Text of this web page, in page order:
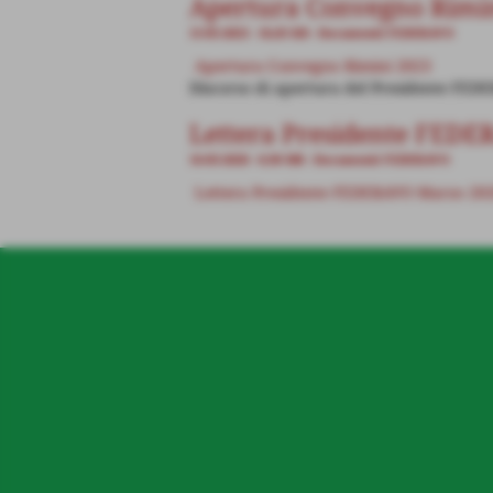
Documenti FEDERAVO
Apertura Convegno Rimini 2023
Discorso di apertura del Presidente
Lettera Presidente
16-03-2020 - 0,98 MB Documenti FEDERAVO
Lettera Presidente FEDERAVO Marzo